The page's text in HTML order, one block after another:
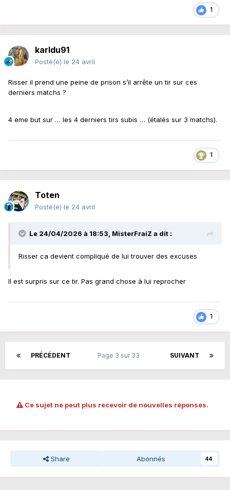
1
karldu91
Posté(e) le 24 avril
Risser il prend une peine de prison s’il arrête un tir sur ces
derniers matchs ?
4 eme but sur … les 4 derniers tirs subis … (étalés sur 3 matchs).
1
Toten
Posté(e) le 24 avril
Le 24/04/2026 à 18:53, MisterFraiZ a dit :
Risser ca devient compliqué de lui trouver des excuses
Il est surpris sur ce tir. Pas grand chose à lui reprocher
1
PRÉCÉDENT SUIVANT
Page 3 sur 33
Ce sujet ne peut plus recevoir de nouvelles réponses.
Share Abonnés 44